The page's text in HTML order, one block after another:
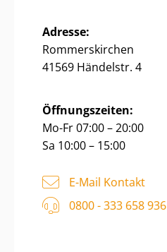
Adresse:
Rommerskirchen
41569 Händelstr. 4
Öffnungszeiten:
Mo-Fr 07:00 – 20:00
Sa 10:00 – 15:00
E-Mail Kontakt
0800 - 333 658 936